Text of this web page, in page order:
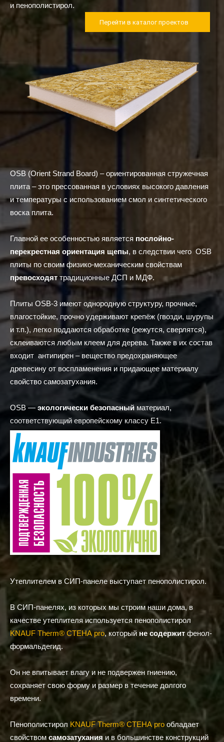
и пенополистирол.
Перейти в каталог проектов
OSB (Orient Strand Board) – ориентированная стружечная
плита – это прессованная в условиях высокого давления
и температуры с использованием смол и синтетического
воска плита.
Главной ее особенностью является послойно-
перекрестная ориентация щепы, в следствии чего OSB
плиты по своим физико-механическим свойствам
превосходяттрадиционные ДСП и МДФ.
Плиты OSB-3 имеют однородную структуру, прочные,
влагостойкие, прочно удерживают крепёж (гвозди, шурупы
и т.п.), легко поддаются обработке (режутся, сверлятся),
склеиваются любым клеем для дерева. Также в их состав
входит антипирен – вещество предохраняющее
древесину от воспламенения и придающее материалу
свойство самозатухания.
OSB —экологически безопасный материал,
соответствующий европейскому классу E1.
Утеплителем в СИП-панеле выступает пенополистирол.
В СИП-панелях, из которых мы строим наши дома, в
качестве утеплителя используется пенополистирол
KNAUF Therm® СТЕНА pro, который не содержит фенол-
формальдегид.
Он не впитывает влагу и не подвержен гниению,
сохраняет свою форму и размер в течение долгого
времени.
Пенополистирол KNAUF Therm® СТЕНА pro обладает
свойством самозатухания и в большинстве конструкций